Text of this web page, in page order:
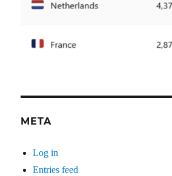
META
Log in
Entries feed